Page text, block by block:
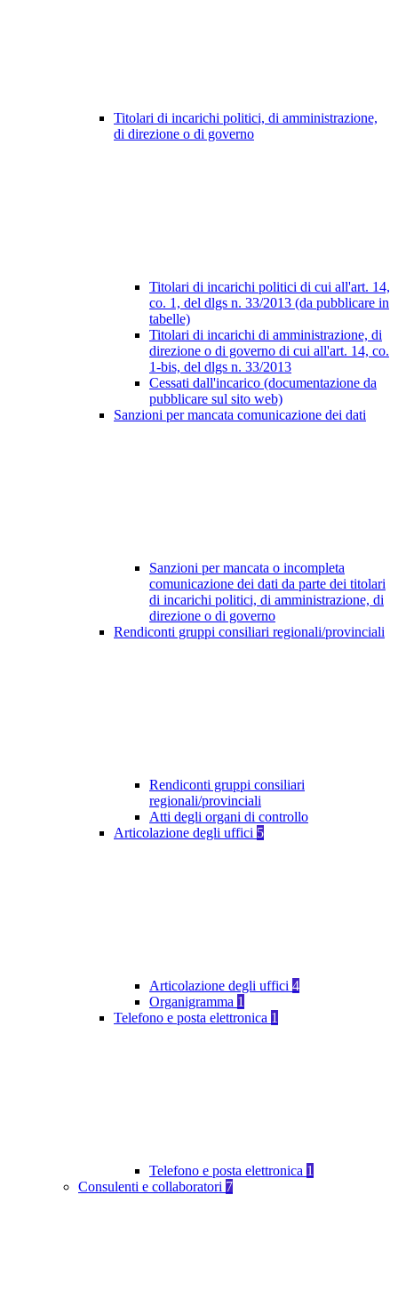
Titolari di incarichi politici, di amministrazione,
di direzione o di governo
Titolari di incarichi politici di cui all'art. 14,
co. 1, del dlgs n. 33/2013 (da pubblicare in
tabelle)
Titolari di incarichi di amministrazione, di
direzione o di governo di cui all'art. 14, co.
1-bis, del dlgs n. 33/2013
Cessati dall'incarico (documentazione da
pubblicare sul sito web)
Sanzioni per mancata comunicazione dei dati
Sanzioni per mancata o incompleta
comunicazione dei dati da parte dei titolari
di incarichi politici, di amministrazione, di
direzione o di governo
Rendiconti gruppi consiliari regionali/provinciali
Rendiconti gruppi consiliari
regionali/provinciali
Atti degli organi di controllo
Articolazione degli uffici 5
Articolazione degli uffici 4
Organigramma 1
Telefono e posta elettronica 1
Telefono e posta elettronica 1
Consulenti e collaboratori 7